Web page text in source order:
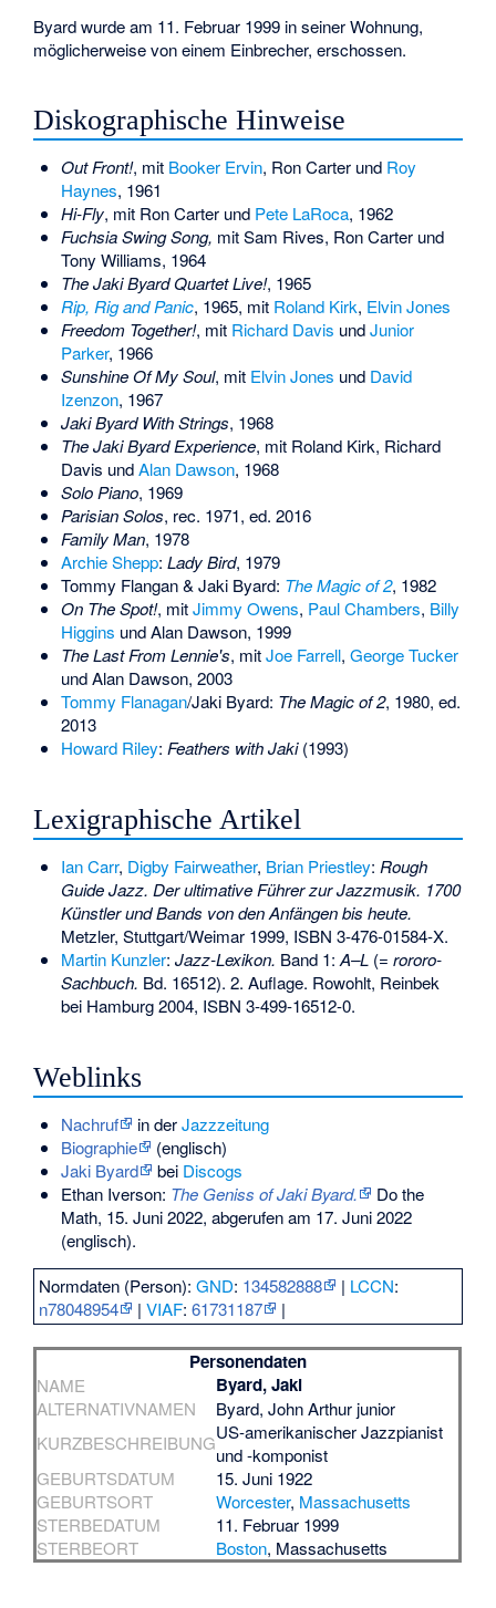
Byard wurde am 11. Februar 1999 in seiner Wohnung,
möglicherweise von einem Einbrecher, erschossen.
Diskographische Hinweise
Out Front!, mit Booker Ervin, Ron Carter und Roy
Haynes, 1961
Hi-Fly, mit Ron Carter und Pete LaRoca, 1962
Fuchsia Swing Song, mit Sam Rives, Ron Carter und
Tony Williams, 1964
The Jaki Byard Quartet Live!, 1965
Rip, Rig and Panic, 1965, mit Roland Kirk, Elvin Jones
Freedom Together!, mit Richard Davis undJunior
Parker, 1966
Sunshine Of My Soul, mit Elvin Jones und David
Izenzon, 1967
Jaki Byard With Strings, 1968
The Jaki Byard Experience, mit Roland Kirk, Richard
Davis undAlan Dawson, 1968
Solo Piano, 1969
Parisian Solos, rec. 1971, ed. 2016
Family Man, 1978
Archie Shepp: Lady Bird, 1979
Tommy Flangan& Jaki Byard: The Magic of 2, 1982
On The Spot!, mitJimmy Owens, Paul Chambers, Billy
Higgins und Alan Dawson, 1999
The Last From Lennie's, mitJoe Farrell, George Tucker
und Alan Dawson, 2003
Tommy Flanagan/Jaki Byard: The Magic of 2, 1980, ed.
2013
Howard Riley: Feathers with Jaki(1993)
Lexigraphische Artikel
Ian Carr, Digby Fairweather, Brian Priestley: Rough
Guide Jazz. Der ultimative Führer zur Jazzmusik. 1700
Künstler und Bands von den Anfängen bis heute.
Metzler, Stuttgart/Weimar 1999, ISBN 3-476-01584-X.
Martin Kunzler: Jazz-Lexikon. Band 1: A–L(= rororo-
Sachbuch. Bd. 16512). 2. Auflage. Rowohlt, Reinbek
bei Hamburg 2004, ISBN 3-499-16512-0.
Weblinks
Nachruf in derJazzzeitung
Biographie
(englisch)
Jaki Byard
bei Discogs
Ethan Iverson: The Geniss of Jaki Byard.
Do the
Math, 15. Juni 2022, abgerufen am 17. Juni 2022
(englisch).
Normdaten (Person):GND: 134582888 | LCCN:
n78048954
|VIAF:61731187 |
Personendaten
NAME Byard, Jaki
ALTERNATIVNAMEN
Byard, John Arthur junior
KURZBESCHREIBUNGUS-amerikanischer Jazzpianist
und -komponist
GEBURTSDATUM
15. Juni 1922
GEBURTSORT
Worcester, Massachusetts
STERBEDATUM
11. Februar 1999
STERBEORT
Boston, Massachusetts